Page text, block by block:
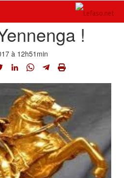
FESPACO 2017
!
à 12h51min